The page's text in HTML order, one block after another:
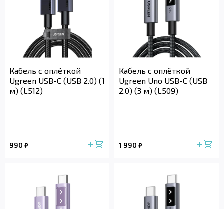
Кабель с оплёткой
Ugreen USB-C (USB 2.0) (1
м) (L512)
990 ₽
Кабель с оплёткой
Ugreen Uno USB-C (USB
2.0) (3 м) (L509)
1 990 ₽